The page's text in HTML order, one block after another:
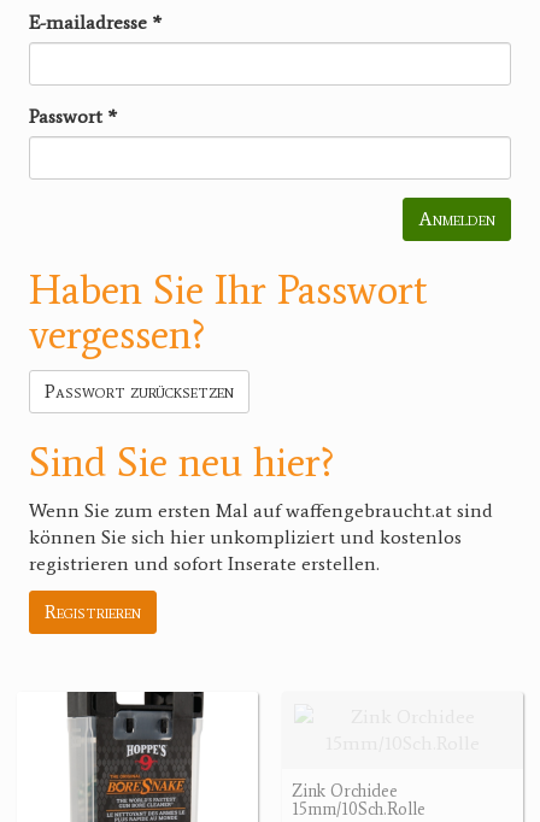
E-mailadresse *
Passwort *
Anmelden
Haben Sie Ihr Passwort
vergessen?
Passwort zurücksetzen
Sind Sie neu hier?
Wenn Sie zum ersten Mal auf waffengebraucht.at sind
können Sie sich hier unkompliziert und kostenlos
registrieren und sofort Inserate erstellen.
Registrieren
Zink Orchidee
15mm/10Sch.Rolle